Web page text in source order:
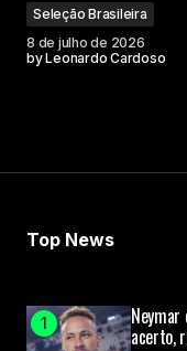
Seleção Brasileira
8 de julho de 2026
byLeonardo Cardoso
Top News
Neymar
acerto,